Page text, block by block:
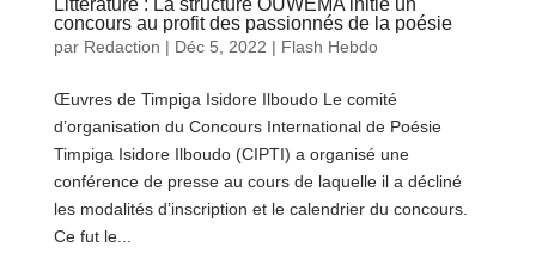
Littérature : La structure OUWEMA initie un
concours au profit des passionnés de la poésie
par Redaction | Déc 5, 2022 | Flash Hebdo
Œuvres de Timpiga Isidore Ilboudo Le comité
d’organisation du Concours International de Poésie
Timpiga Isidore Ilboudo (CIPTI) a organisé une
conférence de presse au cours de laquelle il a décliné
les modalités d’inscription et le calendrier du concours.
Ce fut le...